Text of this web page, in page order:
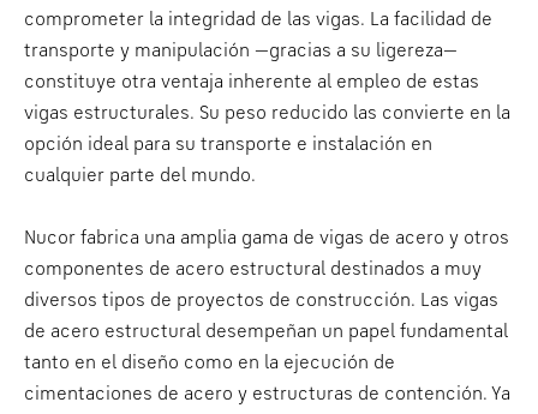
comprometer la integridad de las vigas. La facilidad de
transporte y manipulación —gracias a su ligereza—
constituye otra ventaja inherente al empleo de estas
vigas estructurales. Su peso reducido las convierte en la
opción ideal para su transporte e instalación en
cualquier parte del mundo.
Nucor fabrica una amplia gama de vigas de acero y otros
componentes de acero estructural destinados a muy
diversos tipos de proyectos de construcción. Las vigas
de acero estructural desempeñan un papel fundamental
tanto en el diseño como en la ejecución de
cimentaciones de acero y estructuras de contención. Ya